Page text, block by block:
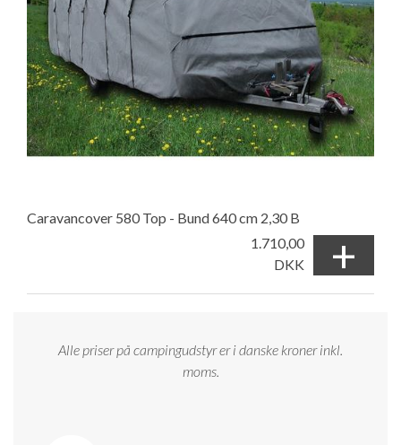
Caravancover 580 Top - Bund 640 cm 2,30 B
1.710,00
DKK
+
Alle priser på campingudstyr er i danske kroner inkl.
moms.